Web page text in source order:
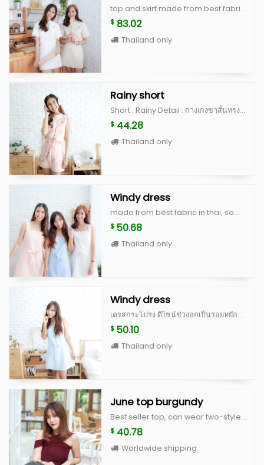
top and skirt made from best fabric in thai and some fabrice import from japan with high quality cutting, unique and cute style heart rhythm top color : white, peach, blue, beige scott(limited) size : breast 36" lenght 18" cloudy skirt color : white, peach, blue, beige scott(limited) size S : waist 25" hip 35" lenght 14" size M : waisr 26-27" hip 36-37" lenght 14"
$ 83.02
Thailand only
Rainy short
Short : Rainy Detail : กางเกงขาสั้นทรงสวย เป็นเอวสูง ดีไซน์จับจีบตรงขอบ เป็นงานละเอียด มีขอบกางเกงให้สามารถรอยผ้าผูกเป็นโบว์ด้านหน้าได้ ซิปหลังซ่อน มีกระเป๋าจริงด้านข้าง 2 ด้าน ทำจากผ้านำเข้าเนื้อดี มีซับในและอัดกาวเต็มตัว คัดติ้งเนี้ยบ ใส่แล้วผอม เป็นตัวโปรดของแม่ค้าเลยค่ะ  Color : white, peach, blue, beige scott (limited) **สำหรับสี beige scott จะเป็นผ้าญี่ปุ่นสั่งนำเข้าพิเศษ ลอตแรกมีจำนวนไม่เยอะค่ะ ^^ Size S : เอว 25” สะโพก 35” ยาว 15” Size M : เอว 26” สะโพก 36” ยาว 15”
$ 44.28
Thailand only
Windy dress
made from best fabric in thai, some color made from imported japaness fabric with high quality cutting in basic style windy dress color : white, peach, blue, beige scott size : breast 34" waist 28-30" hip free lenght 31"
$ 50.68
Thailand only
Windy dress
เดรสกระโปรง ดีไซน์ช่วงอกเป็นรอยหยัก ตีเกล็ดช่วงอก ทำให้ไม่ดูเรียบจนเกินไป ช่วงเอว มีผ้าให้ผูกเป็นโบว์ด้านหน้า หรือใส่แบบไม่ผูกโบว์ แล้วนำผ้ามาผูกเป็นผ้าคาดผมก็ได้ค่ะ มีซิปซ่อนด้านหลัง สามารถใส่ไปทำงาน ใส่ไปเที่ยว หรือใส่ออกงานได้สบายค่ะ ทำจากผ้านำเข้าเนื้อดี มีซับในและอัดกาวเต็มตัว คัดติ้งเนี้ยบ เดรสทรงแบบนี้ใส่ได้เรื่อยๆ ควรมีติดตู้ไว้นะคะ Color : white, peach, blue Size : อก 34” เอว 28-30” สะโพก ฟรี ยาว 31”
$ 50.10
Thailand only
June top burgundy
Best seller top, can wear two-style both front and back side made from quality fabric with good cutting customized size up to you! size s : bust 32” lenght 20” Size M : bust 34” lenght 20”
$ 40.78
Worldwide shipping